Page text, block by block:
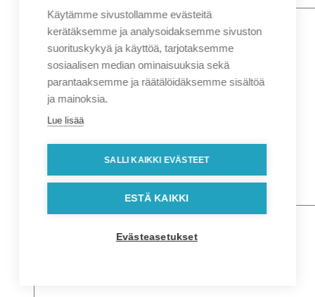
Nimi*
Etunimi
Sukunimi
Sähköposti*
Puhelin*
Osoitetiedot
Lähiosoite
Postinumero
Käytämme sivustollamme evästeitä
kerätäksemme ja analysoidaksemme sivuston
suorituskykyä ja käyttöä, tarjotaksemme
sosiaalisen median ominaisuuksia sekä
parantaaksemme ja räätälöidäksemme sisältöä
ja mainoksia.
Lue lisää
SALLI KAIKKI EVÄSTEET
ESTÄ KAIKKI
Evästeasetukset